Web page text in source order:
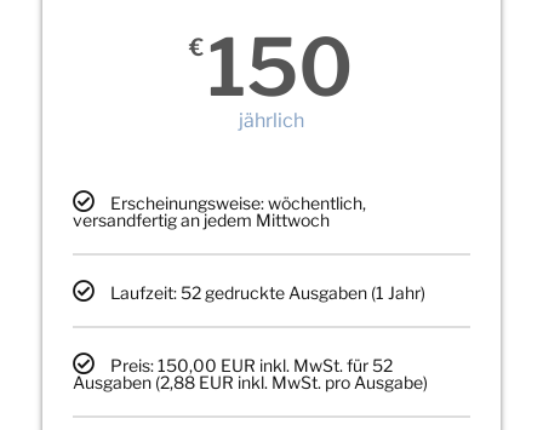
€ 150
jährlich
Erscheinungsweise: wöchentlich,
versandfertig an jedem Mittwoch
Laufzeit: 52 gedruckte Ausgaben (1 Jahr)
Preis: 150,00 EUR inkl. MwSt. für 52
Ausgaben (2,88 EUR inkl. MwSt. pro Ausgabe)